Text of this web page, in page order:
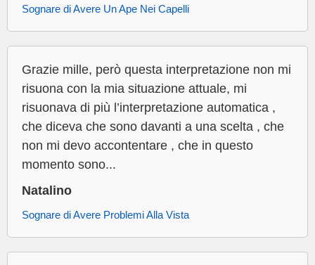
Sognare di Avere Un Ape Nei Capelli
Grazie mille, però questa interpretazione non mi
risuona con la mia situazione attuale, mi
risuonava di più l’interpretazione automatica ,
che diceva che sono davanti a una scelta , che
non mi devo accontentare , che in questo
momento sono...
Natalino
Sognare di Avere Problemi Alla Vista